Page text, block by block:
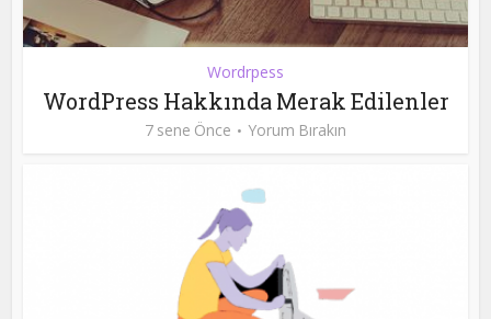
Wordrpess
WordPress Hakkında Merak Edilenler
7 sene Önce Yorum Bırakın